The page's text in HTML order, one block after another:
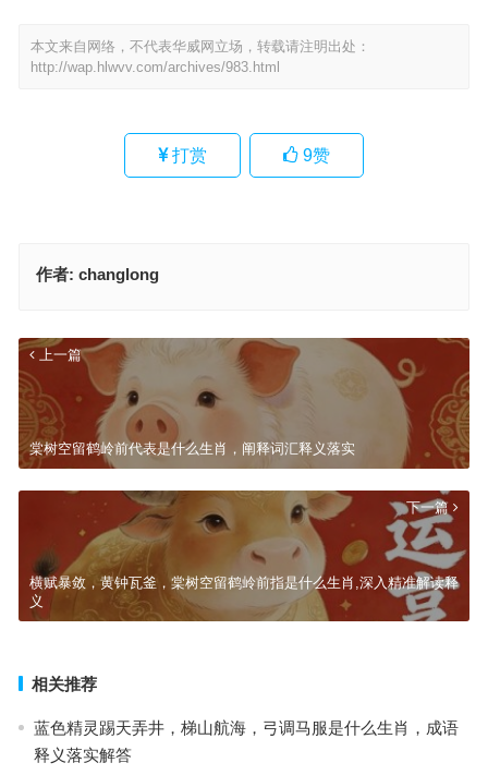
本文来自网络，不代表华威网立场，转载请注明出处：
http://wap.hlwvv.com/archives/983.html
打赏 9赞
作者: changlong
上一篇
棠树空留鹤岭前代表是什么生肖，阐释词汇释义落实
下一篇
横赋暴敛，黄钟瓦釜，棠树空留鹤岭前指是什么生肖,深入精准解读释
义
相关推荐
蓝色精灵踢天弄井，梯山航海，弓调马服是什么生肖，成语
释义落实解答